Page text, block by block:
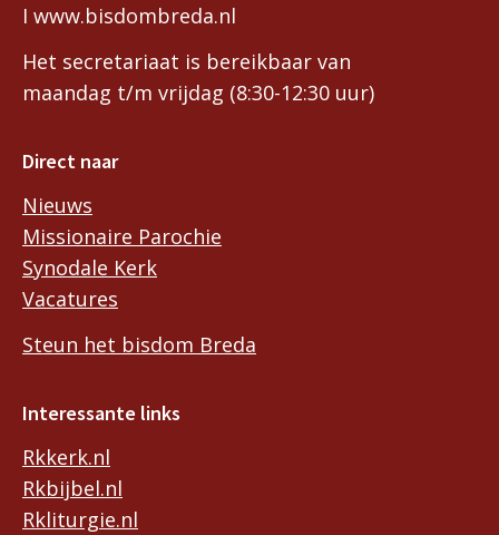
I www.bisdombreda.nl
Het secretariaat is bereikbaar van
maandag t/m vrijdag (8:30-12:30 uur)
Direct naar
Nieuws
Missionaire Parochie
Synodale Kerk
Vacatures
Steun het bisdom Breda
Interessante links
Rkkerk.nl
Rkbijbel.nl
Rkliturgie.nl